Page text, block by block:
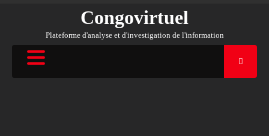
Congovirtuel
Plateforme d'analyse et d'investigation de l'information